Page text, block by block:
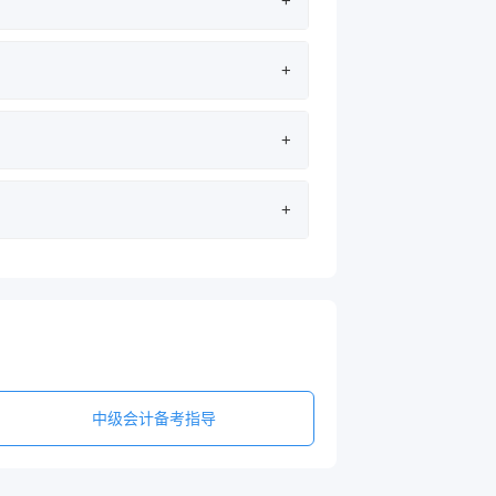
+
+
+
中级会计备考指导